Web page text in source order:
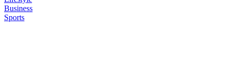
Business
Sports